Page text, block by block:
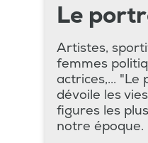
Le
Artistes,
femmes
actrices,... "Le
dévoile les
figures les
notre époque.